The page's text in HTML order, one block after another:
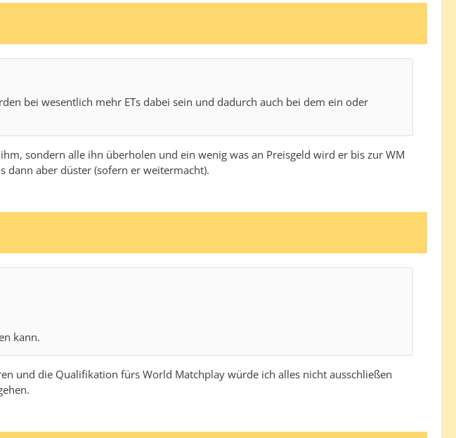
bei wesentlich mehr ETs dabei sein und dadurch auch bei dem ein oder
sondern alle ihn überholen und ein wenig was an Preisgeld wird er bis zur WM
dann aber düster (sofern er weitermacht).
kann.
und die Qualifikation fürs World Matchplay würde ich alles nicht ausschließen